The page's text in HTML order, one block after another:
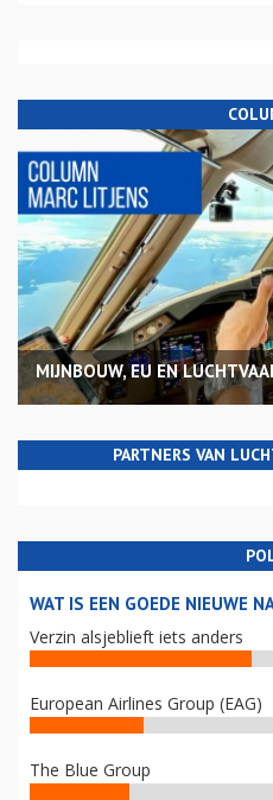
MIJNBOUW, EU EN
PARTNERS VAN
WAT IS EEN GOEDE NIEUWE
Verzin alsjeblieft iets anders
European Airlines Group (EAG)
The Blue Group